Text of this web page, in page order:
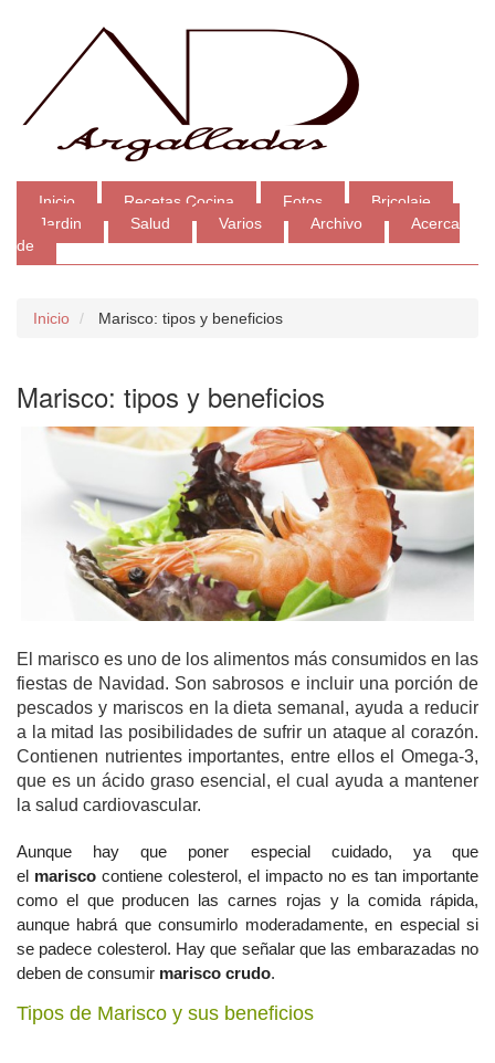
Inicio Recetas Cocina Fotos
Bricolaje
Jardin
Salud Varios Archivo
Acerca
de
Inicio Marisco: tipos y beneficios
Marisco: tipos y beneficios
El marisco es uno de los alimentos más consumidos en las
fiestas de Navidad. Son sabrosos e incluir una porción de
pescados y mariscos en la dieta semanal, ayuda a reducir
a la mitad las posibilidades de sufrir un ataque al corazón.
Contienen nutrientes importantes, entre ellos el Omega-3,
que es un ácido graso esencial, el cual ayuda a mantener
la salud cardiovascular.
Aunque hay que poner especial cuidado, ya que
el marisco contiene colesterol, el impacto no es tan importante
como el que producen las carnes rojas y la comida rápida,
aunque habrá que consumirlo moderadamente, en especial si
se padece colesterol. Hay que señalar que las embarazadas no
deben de consumir marisco crudo.
Tipos de Marisco y sus beneficios